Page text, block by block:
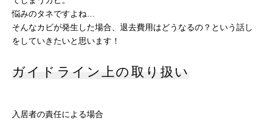
悩みのタネですよね…
そんなカビが発生した場合、退去費用はどうなるの？という話し
をしていきたいと思います！
ガイドライン上の取り扱い
入居者の責任による場合